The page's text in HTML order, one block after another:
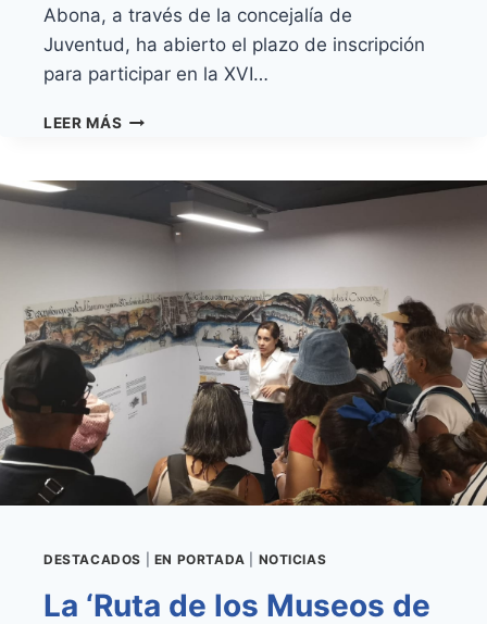
Abona, a través de la concejalía de
Juventud, ha abierto el plazo de inscripción
para participar en la XVI…
LEER MÁS EL
A
CONVERTIRSE
DEL
TALENTO
JOVEN
DESTACADOS EN PORTADA NOTICIAS
La ‘Ruta de los Museos de